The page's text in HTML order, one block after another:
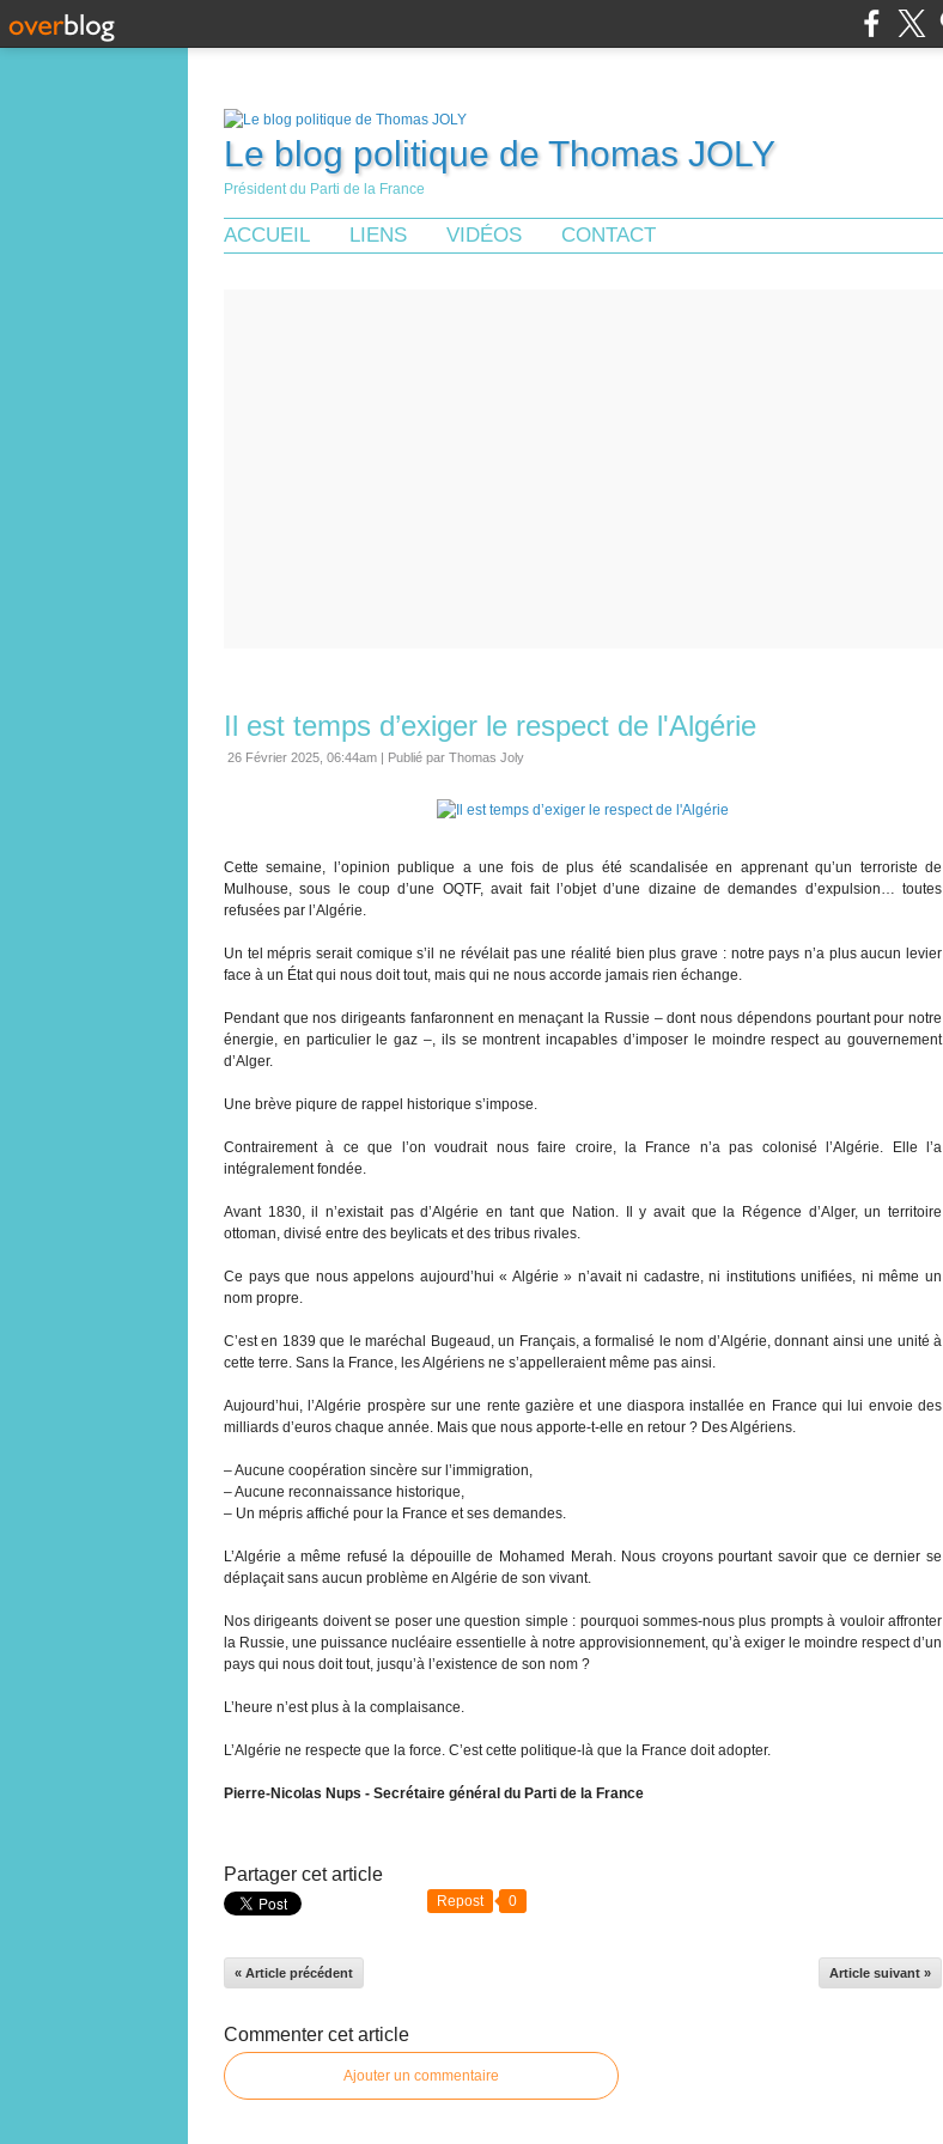
Le blog politique de Thomas JOLY
Président du Parti de la France
ACCUEIL LIENS VIDÉOS CONTACT
Il est temps d’exiger le respect de l'Algérie
26 Février 2025, 06:44am | Publié par Thomas Joly
Cette semaine, l’opinion publique a une fois de plus été scandalisée en apprenant qu’un terroriste de
Mulhouse, sous le coup d’une OQTF, avait fait l’objet d’une dizaine de demandes d’expulsion… toutes
refusées par l’Algérie.
Un tel mépris serait comique s’il ne révélait pas une réalité bien plus grave : notre pays n’a plus aucun levier
face à un État qui nous doit tout, mais qui ne nous accorde jamais rien échange.
Pendant que nos dirigeants fanfaronnent en menaçant la Russie – dont nous dépendons pourtant pour notre
énergie, en particulier le gaz –, ils se montrent incapables d’imposer le moindre respect au gouvernement
d’Alger.
Une brève piqure de rappel historique s’impose.
Contrairement à ce que l’on voudrait nous faire croire, la France n’a pas colonisé l’Algérie. Elle l’a
intégralement fondée.
Avant 1830, il n’existait pas d’Algérie en tant que Nation. Il y avait que la Régence d’Alger, un territoire
ottoman, divisé entre des beylicats et des tribus rivales.
Ce pays que nous appelons aujourd’hui « Algérie » n’avait ni cadastre, ni institutions unifiées, ni même un
nom propre.
C’est en 1839 que le maréchal Bugeaud, un Français, a formalisé le nom d’Algérie, donnant ainsi une unité à
cette terre. Sans la France, les Algériens ne s’appelleraient même pas ainsi.
Aujourd’hui, l’Algérie prospère sur une rente gazière et une diaspora installée en France qui lui envoie des
milliards d’euros chaque année. Mais que nous apporte-t-elle en retour ? Des Algériens.
– Aucune coopération sincère sur l’immigration,
– Aucune reconnaissance historique,
– Un mépris affiché pour la France et ses demandes.
L’Algérie a même refusé la dépouille de Mohamed Merah. Nous croyons pourtant savoir que ce dernier se
déplaçait sans aucun problème en Algérie de son vivant.
Nos dirigeants doivent se poser une question simple : pourquoi sommes-nous plus prompts à vouloir affronter
la Russie, une puissance nucléaire essentielle à notre approvisionnement, qu’à exiger le moindre respect d’un
pays qui nous doit tout, jusqu’à l’existence de son nom ?
L’heure n’est plus à la complaisance.
L’Algérie ne respecte que la force. C’est cette politique-là que la France doit adopter.
Pierre-Nicolas Nups - Secrétaire général du Parti de la France
Partager cet article
Repost 0
« Article précédent Article suivant »
Commenter cet article
Ajouter un commentaire